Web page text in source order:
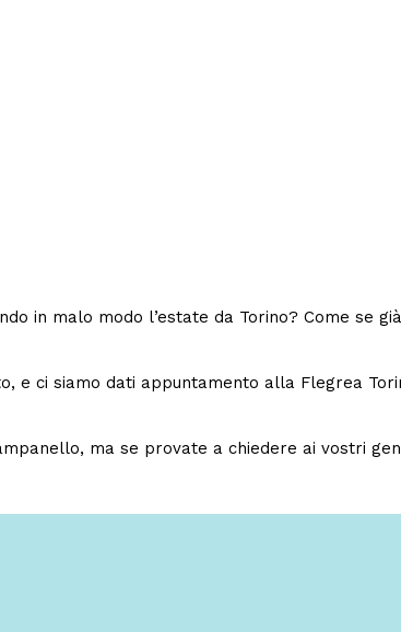
in malo modo l’estate da Torino? Come se
e ci siamo dati appuntamento alla Flegrea
ma se provate a chiedere ai vostri